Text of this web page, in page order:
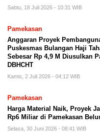
Sabtu, 18 Juli 2026 - 10:31 WIB
Pamekasan
Anggaran Proyek
Puskesmas Bulangan Haji
Sebesar Rp 4,9 M Diusulkan
DBHCHT
Kamis, 2 Juli 2026 - 04:12 WIB
Pamekasan
Harga Material Naik, Proyek
Rp6 Miliar di Pamekasan
Selasa, 30 Juni 2026 - 08:41 WIB